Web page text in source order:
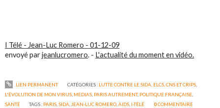
I Télé - Jean-Luc Romero - 01-12-09
envoyé parjeanlucromero. - L'actualité du moment en vidéo.
LIEN PERMANENT CATÉGORIES : LUTTE CONTRE LE SIDA, ELCS, CNS ET CRIPS,
L'ÉVOLUTION DE MON VIRUS MEDIAS PARIS AUTREMENT, POLITIQUE FRANÇAISE
SANTÉ
TAGS : PARIS ,SIDA JEAN-LUC ROMERO ,AIDS I-TÉLÉ 0COMMENTAIRE